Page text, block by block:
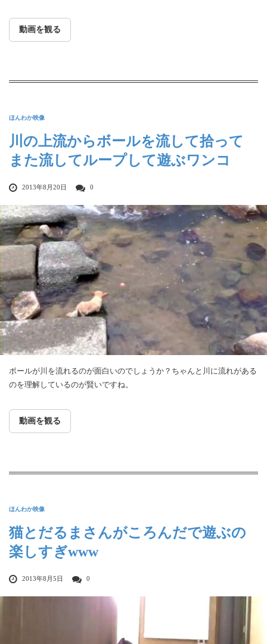
動画を観る
ほんわか映像
川の上流からボールを流して拾って
また流してループして遊ぶワンコ
2013年8月20日 0
ボールが川を流れるのが面白いのでしょうか？ちゃんと川に流れがある
のを理解しているのが賢いですね。
動画を観る
ほんわか映像
猫とだるまさんがころんだで遊ぶの
楽しすぎwww
2013年8月5日 0